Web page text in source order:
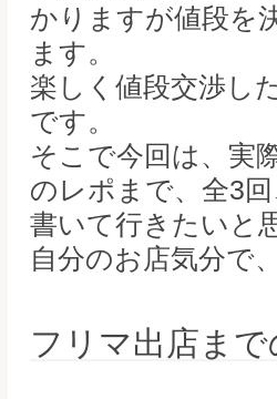
かりますが値段を
ます。
楽しく値段交渉し
です。
そこで今回は、実
のレポまで、全3
書いて行きたいと
自分のお店気分で
フリマ出店ま